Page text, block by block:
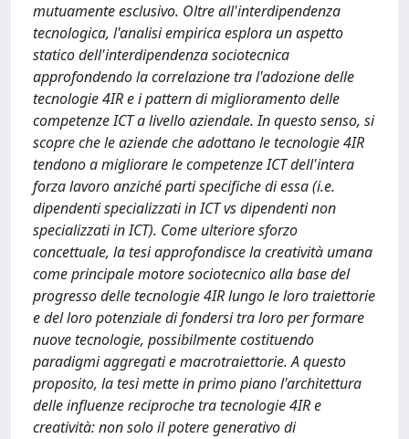
mutuamente esclusivo. Oltre all'interdipendenza
tecnologica, l'analisi empirica esplora un aspetto
statico dell'interdipendenza sociotecnica
approfondendo la correlazione tra l'adozione delle
tecnologie 4IR e i pattern di miglioramento delle
competenze ICT a livello aziendale. In questo senso, si
scopre che le aziende che adottano le tecnologie 4IR
tendono a migliorare le competenze ICT dell'intera
forza lavoro anziché parti specifiche di essa (i.e.
dipendenti specializzati in ICT vs dipendenti non
specializzati in ICT). Come ulteriore sforzo
concettuale, la tesi approfondisce la creatività umana
come principale motore sociotecnico alla base del
progresso delle tecnologie 4IR lungo le loro traiettorie
e del loro potenziale di fondersi tra loro per formare
nuove tecnologie, possibilmente costituendo
paradigmi aggregati e macrotraiettorie. A questo
proposito, la tesi mette in primo piano l'architettura
delle influenze reciproche tra tecnologie 4IR e
creatività: non solo il potere generativo di